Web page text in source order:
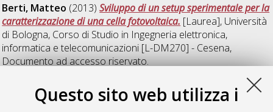
Questo sito web utilizza i
Berti, Matteo (2013)Sviluppo di un setup sperimentale per la
caratterizzazione di una cella fotovoltaica. [Laurea], Università
di Bologna, Corso di Studio in Ingegneria elettronica,
informatica e telecomunicazioni [L-DM270] - Cesena,
Documento ad accesso riservato.
Setup sperimentale per l'analisi di
rumore in dispositivi MOSFET di potenza.[Laurea], Università